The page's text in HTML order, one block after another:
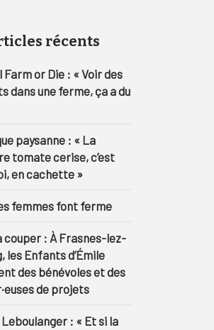
récents
Farm or Die : « Voir des
dans une ferme, ça a du
paysanne : « La
tomate cerise, c’est
en cachette »
femmes font ferme
couper : À Frasnes-lez-
les Enfants d’Émile
des bénévoles et des
de projets
: « Et si la